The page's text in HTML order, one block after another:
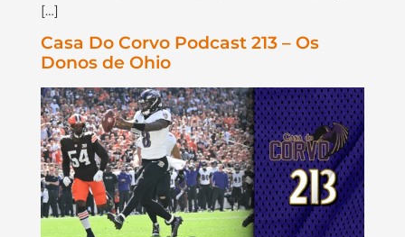
[…]
Casa Do Corvo Podcast 213 – Os
Donos de Ohio